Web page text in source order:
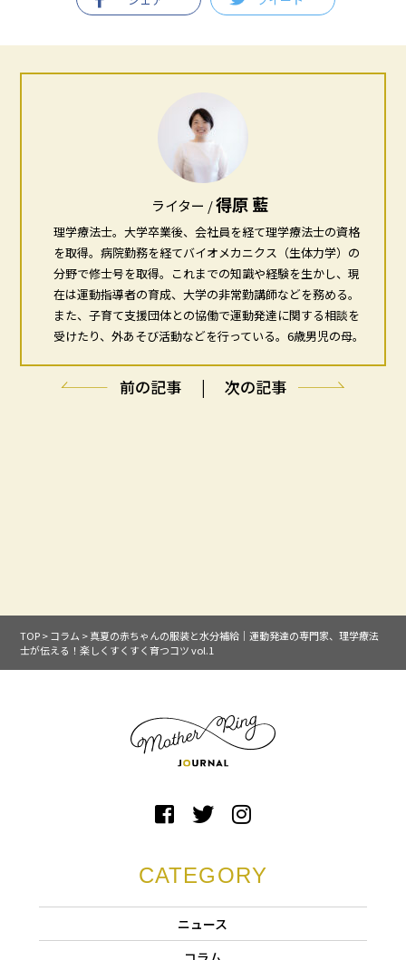
ライター /得原 藍
理学療法士。大学卒業後、会社員を経て理学療法士の資格
を取得。病院勤務を経てバイオメカニクス（生体力学）の
分野で修士号を取得。これまでの知識や経験を生かし、現
在は運動指導者の育成、大学の非常勤講師などを務める。
また、子育て支援団体との協働で運動発達に関する相談を
受けたり、外あそび活動などを行っている。6歳男児の母。
前の記事 | 次の記事
TOP>コラム >真夏の赤ちゃんの服装と水分補給｜運動発達の専門家、理学療法
士が伝える！楽しくすくすく育つコツ vol.1
CATEGORY
ニュース